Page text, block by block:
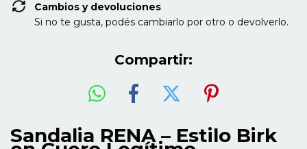
Cambios y devoluciones
Si no te gusta, podés cambiarlo por otro o devolverlo.
Compartir:
Sandalia RENA – Estilo Birk